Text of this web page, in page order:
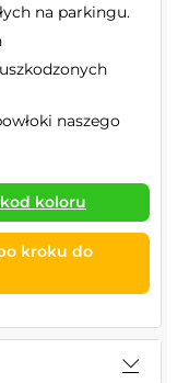
na parkingu.
naszego
koloru
kroku do